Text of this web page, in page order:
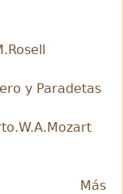
y Paradetas
Más